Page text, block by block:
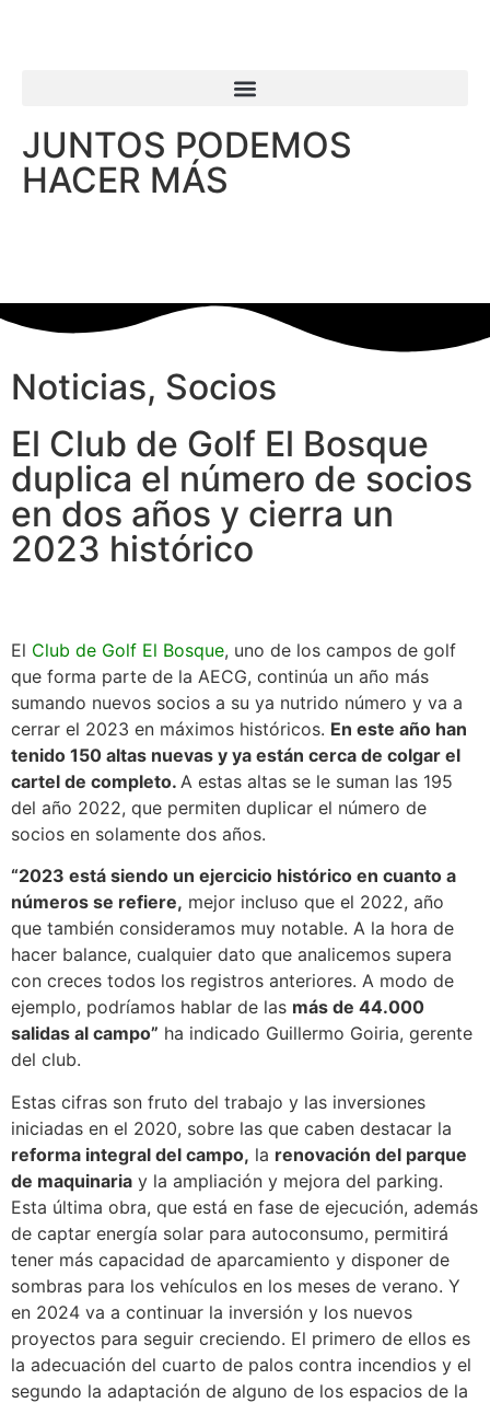
JUNTOS PODEMOS
HACER MÁS
Noticias, Socios
El Club de Golf El Bosque
duplica el número de socios
en dos años y cierra un
2023 histórico
El Club de Golf El Bosque, uno de los campos de golf
que forma parte de la AECG, continúa un año más
sumando nuevos socios a su ya nutrido número y va a
cerrar el 2023 en máximos históricos. En este año han
tenido 150 altas nuevas y ya están cerca de colgar el
cartel de completo. A estas altas se le suman las 195
del año 2022, que permiten duplicar el número de
socios en solamente dos años.
“2023 está siendo un ejercicio histórico en cuanto a
números se refiere, mejor incluso que el 2022, año
que también consideramos muy notable. A la hora de
hacer balance, cualquier dato que analicemos supera
con creces todos los registros anteriores. A modo de
ejemplo, podríamos hablar de las más de 44.000
salidas al campo” ha indicado Guillermo Goiria, gerente
del club.
Estas cifras son fruto del trabajo y las inversiones
iniciadas en el 2020, sobre las que caben destacar la
reforma integral del campo, la renovación del parque
de maquinaria y la ampliación y mejora del parking.
Esta última obra, que está en fase de ejecución, además
de captar energía solar para autoconsumo, permitirá
tener más capacidad de aparcamiento y disponer de
sombras para los vehículos en los meses de verano. Y
en 2024 va a continuar la inversión y los nuevos
proyectos para seguir creciendo. El primero de ellos es
la adecuación del cuarto de palos contra incendios y el
segundo la adaptación de alguno de los espacios de la